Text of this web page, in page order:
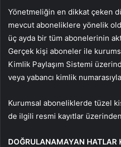
Yönetmeliğin en dikkat çeken
mevcut aboneliklere yönelik
üç ayda bir tüm abonelerinin
Gerçek kişi aboneler ile
Kimlik Paylaşım Sistemi
veya yabancı kimlik
Kurumsal aboneliklerde tüzel
de ilgili resmi kayıtlar
DOĞRULANAMAYAN HATLAR